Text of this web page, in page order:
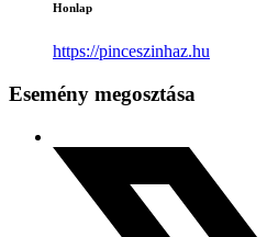
Honlap
https://pinceszinhaz.hu
Esemény megosztása